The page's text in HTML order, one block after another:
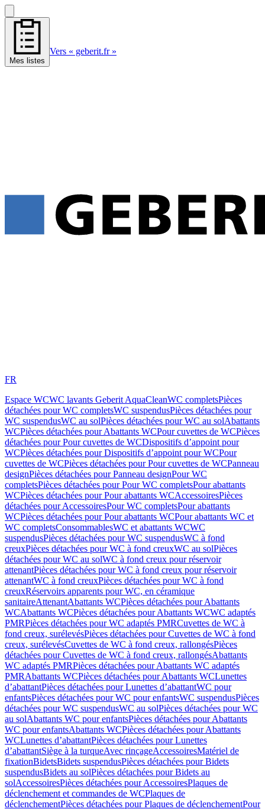
Mes listes
Vers « geberit.fr »
FR
Espace WCWC lavants Geberit AquaCleanWC completsPièces
détachées pour WC completsWC suspendusPièces détachées pour
WC suspendusWC au solPièces détachées pour WC au solAbattants
WCPièces détachées pour Abattants WCPour cuvettes de WCPièces
détachées pour Pour cuvettes de WCDispositifs d’appoint pour
WCPièces détachées pour Dispositifs d’appoint pour WCPour
cuvettes de WCPièces détachées pour Pour cuvettes de WCPanneau
designPièces détachées pour Panneau designPour WC
completsPièces détachées pour Pour WC completsPour abattants
WCPièces détachées pour Pour abattants WCAccessoiresPièces
détachées pour AccessoiresPour WC completsPour abattants
WCPièces détachées pour Pour abattants WCPour abattants WC et
WC completsConsommablesWC et abattants WCWC
suspendusPièces détachées pour WC suspendusWC à fond
creuxPièces détachées pour WC à fond creuxWC au solPièces
détachées pour WC au solWC à fond creux pour réservoir
attenantPièces détachées pour WC à fond creux pour réservoir
attenantWC à fond creuxPièces détachées pour WC à fond
creuxRéservoirs apparents pour WC, en céramique
sanitaireAttenantAbattants WCPièces détachées pour Abattants
WCAbattants WCPièces détachées pour Abattants WCWC adaptés
PMRPièces détachées pour WC adaptés PMRCuvettes de WC à
fond creux, surélevésPièces détachées pour Cuvettes de WC à fond
creux, surélevésCuvettes de WC à fond creux, rallongésPièces
détachées pour Cuvettes de WC à fond creux, rallongésAbattants
WC adaptés PMRPièces détachées pour Abattants WC adaptés
PMRAbattants WCPièces détachées pour Abattants WCLunettes
d’abattantPièces détachées pour Lunettes d’abattantWC pour
enfantsPièces détachées pour WC pour enfantsWC suspendusPièces
détachées pour WC suspendusWC au solPièces détachées pour WC
au solAbattants WC pour enfantsPièces détachées pour Abattants
WC pour enfantsAbattants WCPièces détachées pour Abattants
WCLunettes d’abattantPièces détachées pour Lunettes
d’abattantSiège à la turqueAvec rinçageAccessoiresMatériel de
fixationBidetsBidets suspendusPièces détachées pour Bidets
suspendusBidets au solPièces détachées pour Bidets au
solAccessoiresPièces détachées pour AccessoiresPlaques de
déclenchement et commandes de WCPlaques de
déclenchementPièces détachées pour Plaques de déclenchementPour